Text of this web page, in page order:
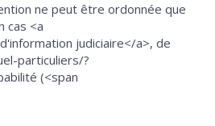
ne peut être ordonnée que
cas <a
judiciaire</a>, de
particuliers/?
(<span